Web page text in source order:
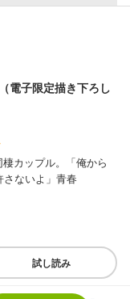
電子限定描き下ろし
カップル。「俺から
ないよ」青春
試し読み